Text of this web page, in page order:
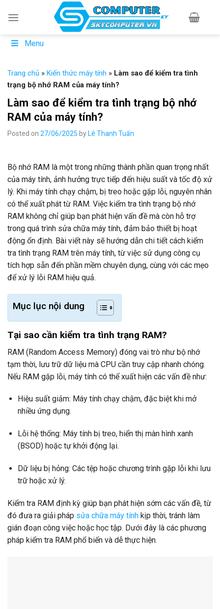
Menu
Trang chủ » Kiến thức máy tính » Làm sao để kiểm tra tình
trạng bộ nhớ RAM của máy tính?
Làm sao để kiểm tra tình trạng bộ nhớ
RAM của máy tính?
Posted on 27/06/2025 by Lê Thanh Tuấn
Bộ nhớ RAM là một trong những thành phần quan trọng nhất
của máy tính, ảnh hưởng trực tiếp đến hiệu suất và tốc độ xử
lý. Khi máy tính chạy chậm, bị treo hoặc gặp lỗi, nguyên nhân
có thể xuất phát từ RAM. Việc kiểm tra tình trạng bộ nhớ
RAM không chỉ giúp bạn phát hiện vấn đề mà còn hỗ trợ
trong quá trình sửa chữa máy tính, đảm bảo thiết bị hoạt
động ổn định. Bài viết này sẽ hướng dẫn chi tiết cách kiểm
tra tình trạng RAM trên máy tính, từ việc sử dụng công cụ
tích hợp sẵn đến phần mềm chuyên dụng, cùng với các mẹo
để xử lý lỗi RAM hiệu quả.
Mục lục nội dung
Tại sao cần kiểm tra tình trạng RAM?
RAM (Random Access Memory) đóng vai trò như bộ nhớ
tạm thời, lưu trữ dữ liệu mà CPU cần truy cập nhanh chóng.
Nếu RAM gặp lỗi, máy tính có thể xuất hiện các vấn đề như:
Hiệu suất giảm: Máy tính chạy chậm, đặc biệt khi mở
nhiều ứng dụng.
Lỗi hệ thống: Máy tính bị treo, hiển thị màn hình xanh
(BSOD) hoặc tự khởi động lại.
Dữ liệu bị hỏng: Các tệp hoặc chương trình gặp lỗi khi lưu
trữ hoặc xử lý.
Kiểm tra RAM định kỳ giúp bạn phát hiện sớm các vấn đề, từ
đó đưa ra giải pháp sửa chữa máy tính kịp thời, tránh làm
gián đoạn công việc hoặc học tập. Dưới đây là các phương
pháp kiểm tra RAM phổ biến và dễ thực hiện.